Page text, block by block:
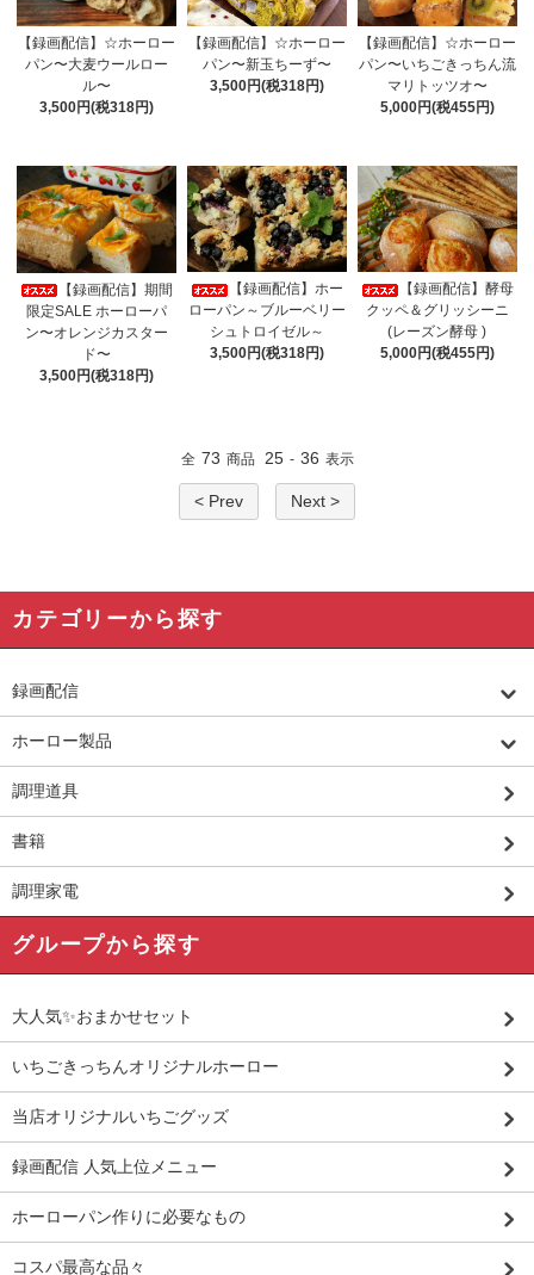
【録画配信】☆ホーロー
パン〜大麦ウールロー
ル〜
3,500円(税318円)
【録画配信】☆ホーロー
パン〜新玉ちーず〜
3,500円(税318円)
【録画配信】☆ホーロー
パン〜いちごきっちん流
マリトッツオ〜
5,000円(税455円)
【録画配信】期間
限定SALE ホーローパ
ン〜オレンジカスター
ド〜
3,500円(税318円)
【録画配信】ホー
ローパン～ブルーベリー
シュトロイゼル～
3,500円(税318円)
【録画配信】酵母
クッペ＆グリッシーニ
(レーズン酵母 )
5,000円(税455円)
全 73 商品 25 - 36 表示
< Prev Next >
カテゴリーから探す
録画配信
ホーロー製品
調理道具
書籍
調理家電
グループから探す
大人気✨おまかせセット
いちごきっちんオリジナルホーロー
当店オリジナルいちごグッズ
録画配信 人気上位メニュー
ホーローパン作りに必要なもの
コスパ最高な品々